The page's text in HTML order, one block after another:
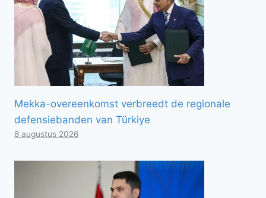
Mekka-overeenkomst verbreedt de regionale
defensiebanden van Türkiye
8 augustus 2026